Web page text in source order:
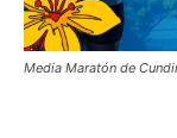
Media Maratón de